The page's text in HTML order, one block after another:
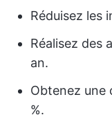
Réduisez les
Réalisez des
an.
Obtenez une
%.